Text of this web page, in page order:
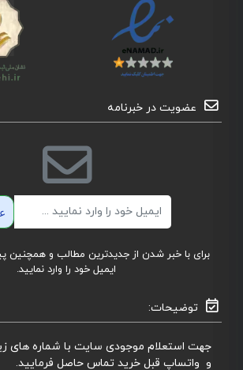
عضویت در خبرنامه
برای با خبر شدن از جدیدترین مطالب و همچنین
ایمیل خود را وارد نمایید.
توضیحات:
جهت استعلام موجودی سایت با شماره های
و واتساپ قبل خرید تماس حاصل فرمایید.